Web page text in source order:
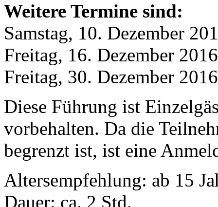
Weitere Termine sind:
Samstag, 10. Dezember
Freitag, 16. Dezember
Freitag, 30. Dezember
Diese Führung ist
vorbehalten. Da die
begrenzt ist, ist eine
Altersempfehlung: ab 15
Dauer: ca. 2 Std.